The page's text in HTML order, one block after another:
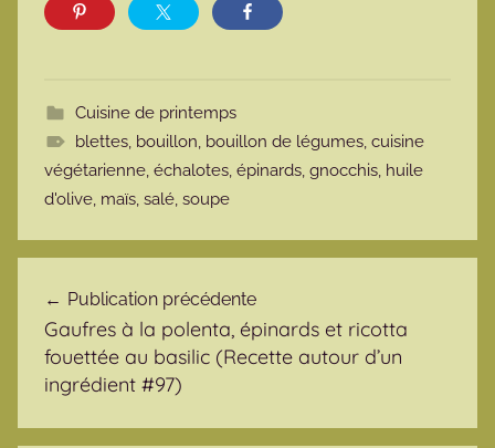
Cuisine de printemps
blettes, bouillon, bouillon de légumes, cuisine
végétarienne, échalotes, épinards, gnocchis, huile
d'olive, maïs, salé, soupe
Publication précédente
Gaufres à la polenta, épinards et ricotta
fouettée au basilic (Recette autour d’un
ingrédient #97)